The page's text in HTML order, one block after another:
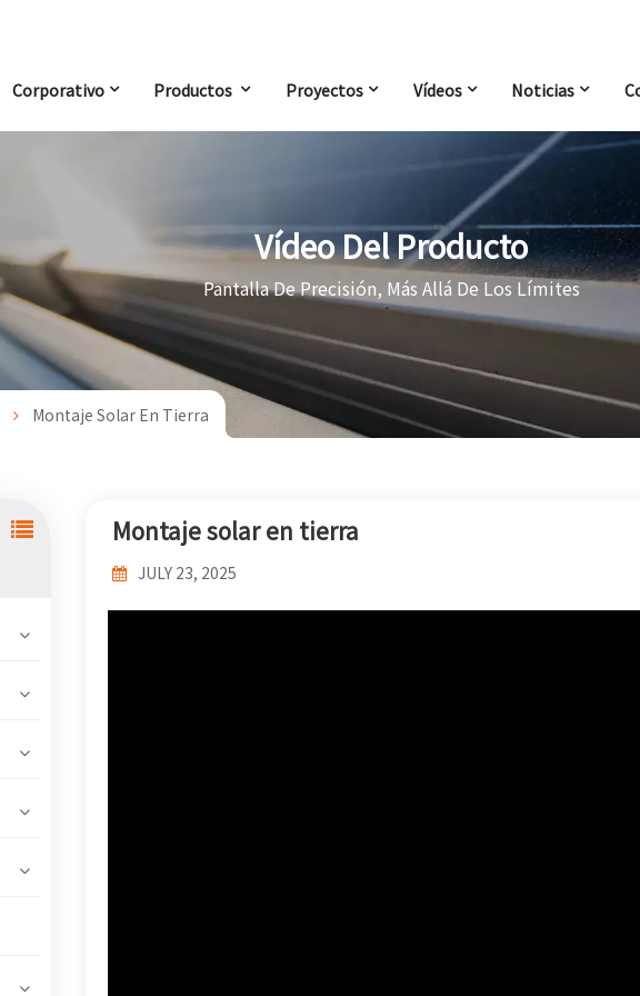
Corporativo Productos Proyectos Vídeos Noticias
Vídeo Del Producto
Pantalla De Precisión, Más Allá De Los Límites
Montaje Solar En Tierra
Montaje solar en tierra
JULY 23, 2025